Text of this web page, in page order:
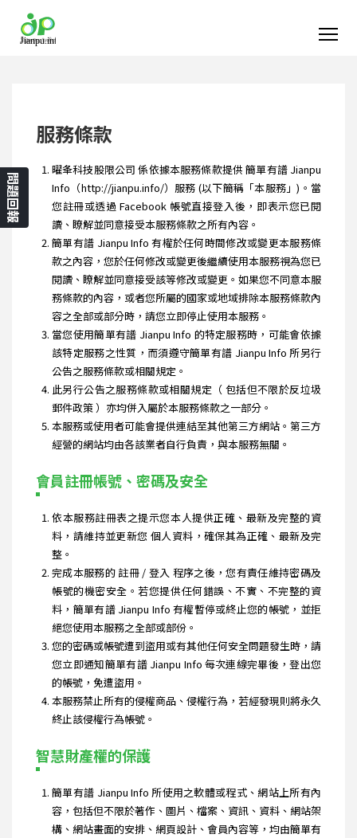
服務條款
曜夆科技股限公司 係依據本服務條款提供 簡單有譜 Jianpu
Info（http://jianpu.info/）服務 (以下簡稱「本服務」)。當
您註冊或透過 Facebook 帳號直接登入後，即表示您已閱
讀、瞭解並同意接受本服務條款之所有內容。
簡單有譜 Jianpu Info 有權於任何時間修改或變更本服務條
款之內容，您於任何修改或變更後繼續使用本服務視為您已
閱讀、瞭解並同意接受該等修改或變更。如果您不同意本服
務條款的內容，或者您所屬的國家或地域排除本服務條款內
容之全部或部分時，請您立即停止使用本服務。
當您使用簡單有譜 Jianpu Info 的特定服務時，可能會依據
該特定服務之性質，而須遵守簡單有譜 Jianpu Info 所另行
公告之服務條款或相關規定。
此另行公告之服務條款或相關規定（ 包括但不限於反垃圾
郵件政策 ）亦均併入屬於本服務條款之一部分。
本服務或使用者可能會提供連結至其他第三方網站。第三方
經營的網站均由各該業者自行負責，與本服務無關。
會員註冊帳號、密碼及安全
依本服務註冊表之提示您本人提供正確、最新及完整的資
料，請維持並更新您 個人資料，確保其為正確、最新及完
整。
完成本服務的 註冊 / 登入 程序之後，您有責任維持密碼及
帳號的機密安全。若您提供任何錯誤、不實、不完整的資
料，簡單有譜 Jianpu Info 有權暫停或終止您的帳號，並拒
絕您使用本服務之全部或部份。
您的密碼或帳號遭到盜用或有其他任何安全問題發生時，請
您立即通知簡單有譜 Jianpu Info 每次連線完畢後，登出您
的帳號，免遭盜用。
本服務禁止所有的侵權商品、侵權行為，若經發現則將永久
終止該侵權行為帳號。
智慧財產權的保護
簡單有譜 Jianpu Info 所使用之軟體或程式、網站上所有內
容，包括但不限於著作、圖片、檔案、資訊、資料、網站架
構、網站畫面的安排、網頁設計、會員內容等，均由簡單有
問題回報